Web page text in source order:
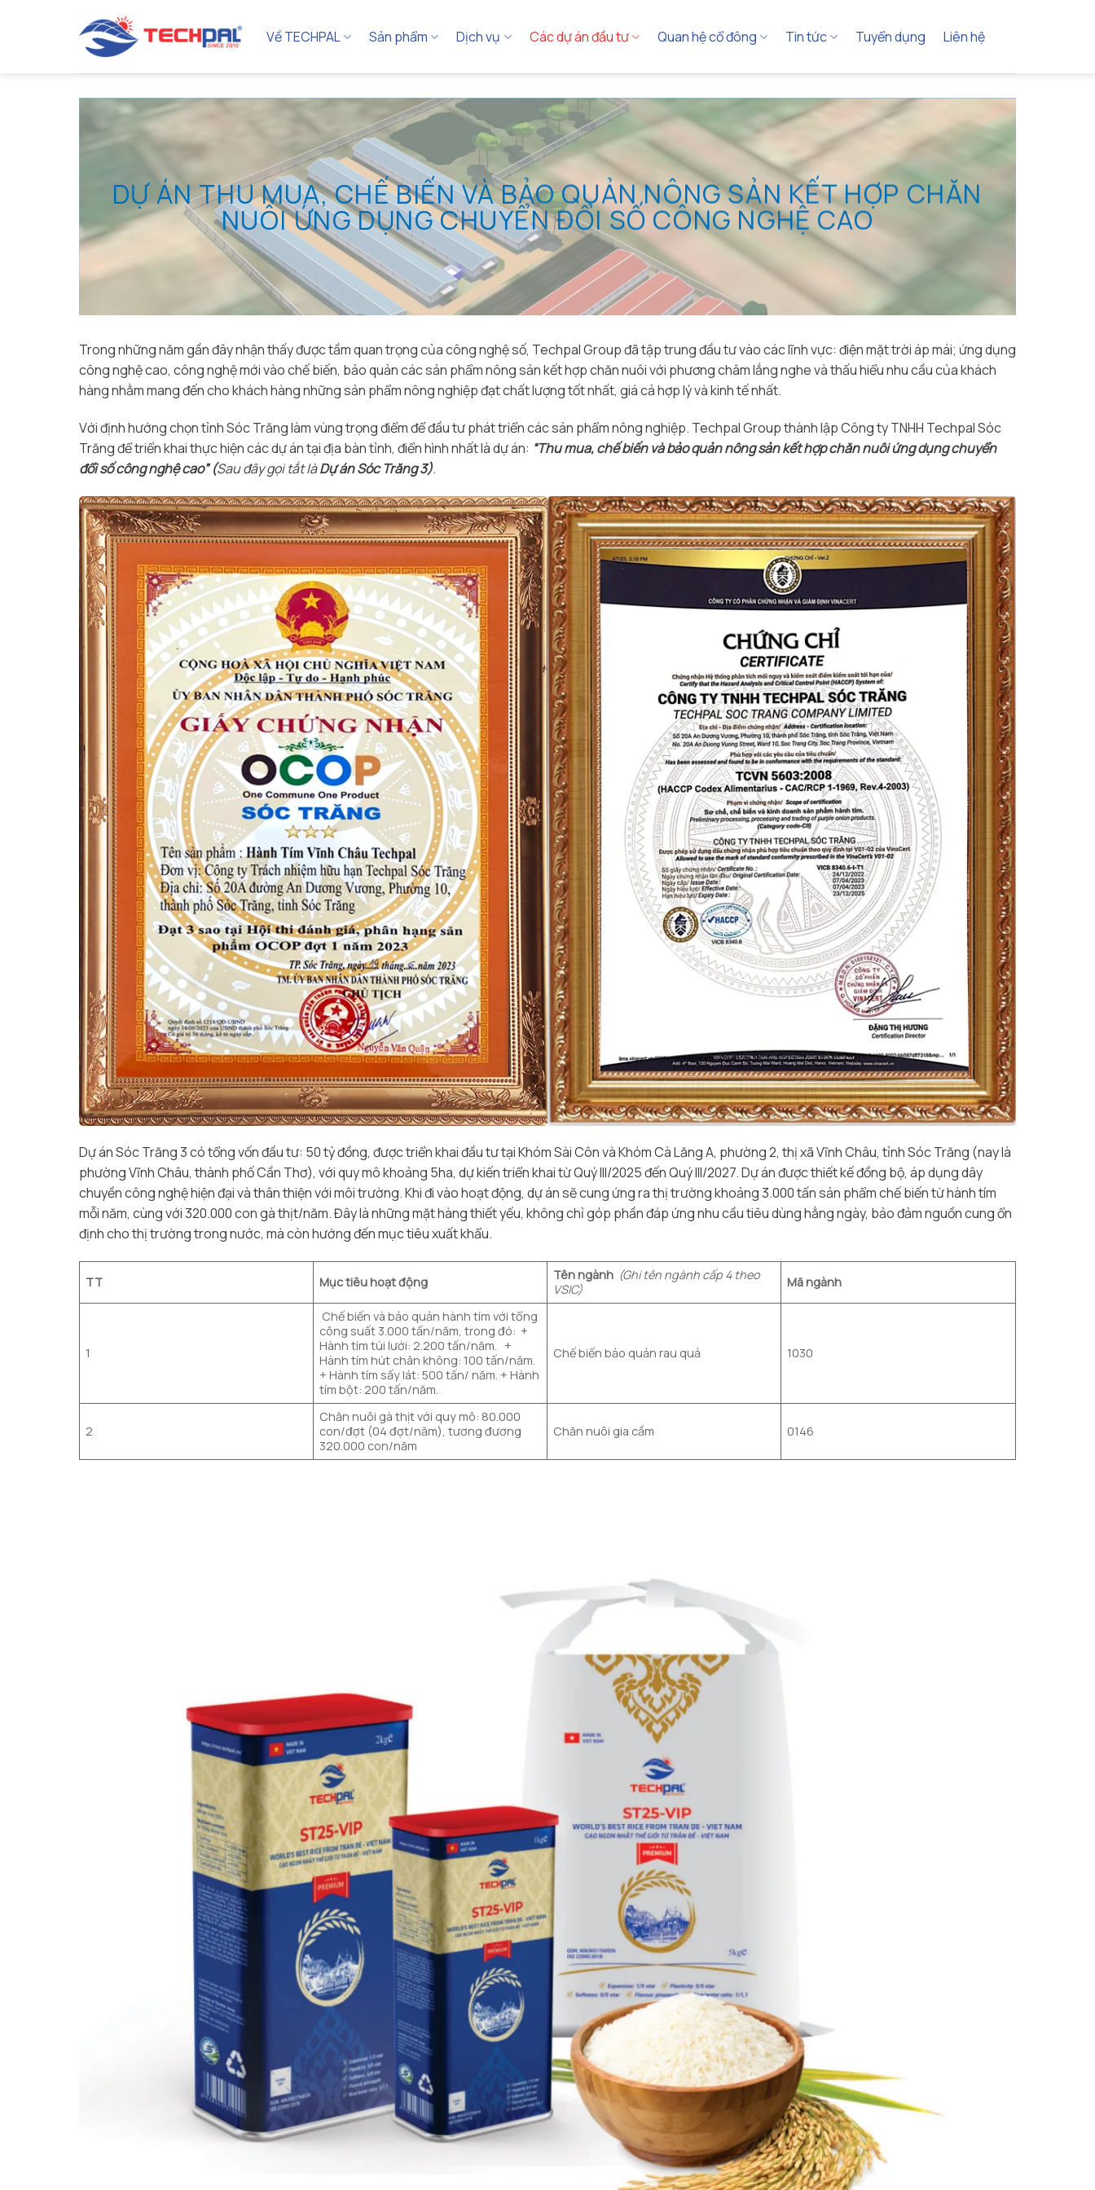
Về TECHPAL Sản phẩm Dịch vụ Các dự án đầu tư Quan hệ cổ đông Tin tức Tuyển dụng Liên hệ
DỰ ÁN THU MUA, CHẾ BIẾN VÀ BẢO QUẢN NÔNG SẢN KẾT HỢP CHĂN
NUÔI ỨNG DỤNG CHUYỂN ĐỔI SỐ CÔNG NGHỆ CAO
Trong những năm gần đây nhận thấy được tầm quan trọng của công nghệ số, Techpal Group đã tập trung đầu tư vào các lĩnh vực: điện mặt trời áp mái; ứng dụng
công nghệ cao, công nghệ mới vào chế biến, bảo quản các sản phẩm nông sản kết hợp chăn nuôi với phương châm lắng nghe và thấu hiểu nhu cầu của khách
hàng nhằm mang đến cho khách hàng những sản phẩm nông nghiệp đạt chất lượng tốt nhất, giá cả hợp lý và kinh tế nhất.
Với định hướng chọn tỉnh Sóc Trăng làm vùng trọng điểm để đầu tư phát triển các sản phẩm nông nghiệp. Techpal Group thành lập Công ty TNHH Techpal Sóc
Trăng để triển khai thực hiện các dự án tại địa bàn tỉnh, điển hình nhất là dự án: “Thu mua, chế biến và bảo quản nông sản kết hợp chăn nuôi ứng dụng chuyển
đổi số công nghệ cao” (Sau đây gọi tắt làDự án Sóc Trăng 3).
Dự án Sóc Trăng 3 có tổng vốn đầu tư: 50 tỷ đồng, được triển khai đầu tư tại Khóm Sài Côn và Khóm Cà Lăng A, phường 2, thị xã Vĩnh Châu, tỉnh Sóc Trăng (nay là
phường Vĩnh Châu, thành phố Cần Thơ), với quy mô khoảng 5ha, dự kiến triển khai từ Quý III/2025 đến Quý III/2027. Dự án được thiết kế đồng bộ, áp dụng dây
chuyền công nghệ hiện đại và thân thiện với môi trường. Khi đi vào hoạt động, dự án sẽ cung ứng ra thị trường khoảng 3.000 tấn sản phẩm chế biến từ hành tím
mỗi năm, cùng với 320.000 con gà thịt/năm. Đây là những mặt hàng thiết yếu, không chỉ góp phần đáp ứng nhu cầu tiêu dùng hằng ngày, bảo đảm nguồn cung ổn
định cho thị trường trong nước, mà còn hướng đến mục tiêu xuất khẩu.
TT Mục tiêu hoạt động Tên ngành (Ghi tên ngành cấp 4 theo
VSIC)
Mã ngành
1
Chế biến và bảo quản hành tím với tổng
công suất 3.000 tấn/năm, trong đó: +
Hành tím túi lưới: 2.200 tấn/năm. +
Hành tím hút chân không: 100 tấn/năm.
+ Hành tím sấy lát: 500 tấn/ năm. + Hành
tím bột: 200 tấn/năm.
Chế biến bảo quản rau quả 1030
2
Chăn nuôi gà thịt với quy mô: 80.000
con/đợt (04 đợt/năm), tương đương
320.000 con/năm
Chăn nuôi gia cầm 0146